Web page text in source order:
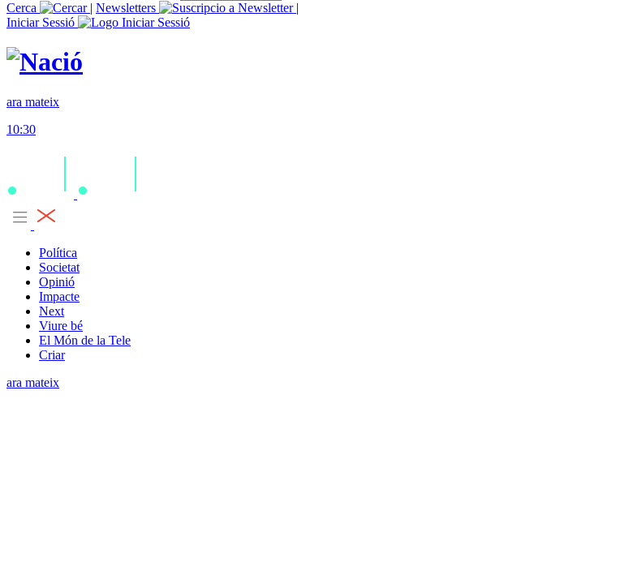
Cerca
| Newsletters
|
Iniciar Sessió
ara mateix
10:30
Política
Societat
Opinió
Impacte
Next
Viure bé
El Món de la Tele
Criar
ara mateix